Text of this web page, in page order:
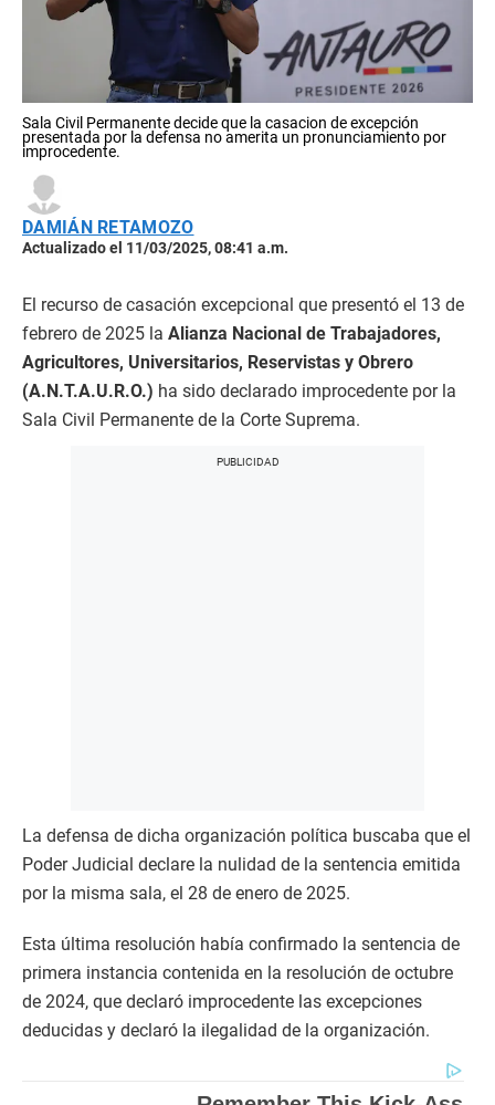
Sala Civil Permanente decide que la casacion de excepción
presentada por la defensa no amerita un pronunciamiento por
improcedente.
DAMIÁN RETAMOZO
Actualizado el 11/03/2025, 08:41 a.m.
El recurso de casación excepcional que presentó el 13 de
febrero de 2025 la Alianza Nacional de Trabajadores,
Agricultores, Universitarios, Reservistas y Obrero
(A.N.T.A.U.R.O.) ha sido declarado improcedente por la
Sala Civil Permanente de la Corte Suprema.
La defensa de dicha organización política buscaba que el
Poder Judicial declare la nulidad de la sentencia emitida
por la misma sala, el 28 de enero de 2025.
Esta última resolución había confirmado la sentencia de
primera instancia contenida en la resolución de octubre
de 2024, que declaró improcedente las excepciones
deducidas y declaró la ilegalidad de la organización.